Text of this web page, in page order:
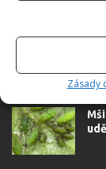
Zásady
SOUVISEJÍCÍ